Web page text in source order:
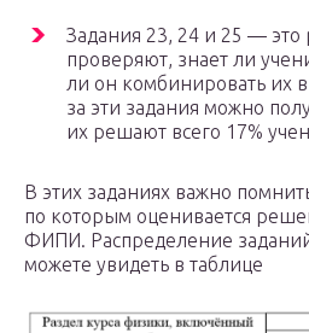
Задания 23, 24 и 25 — это
проверяют, знает ли
ли он комбинировать их
за эти задания можно
их решают всего 17%
В этих заданиях важно
по которым оценивается
ФИПИ. Распределение
можете увидеть в таблице